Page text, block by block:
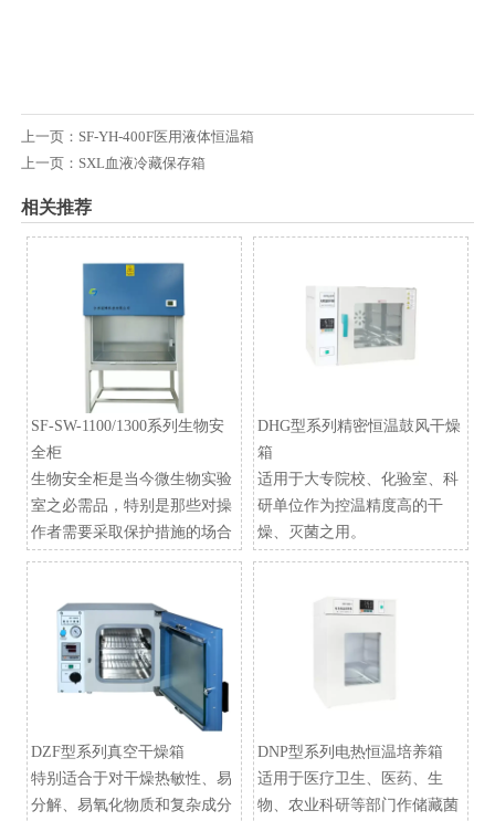
上一页： SF-YH-400F医用液体恒温箱
上一页： SXL血液冷藏保存箱
相关推荐
SF-SW-1100/1300系列生物安
全柜
生物安全柜是当今微生物实验
室之必需品，特别是那些对操
作者需要采取保护措施的场合
DHG型系列精密恒温鼓风干燥
箱
适用于大专院校、化验室、科
研单位作为控温精度高的干
燥、灭菌之用。
DZF型系列真空干燥箱
特别适合于对干燥热敏性、易
分解、易氧化物质和复杂成分
​DNP型系列电热恒温培养箱
适用于医疗卫生、医药、生
物、农业科研等部门作储藏菌